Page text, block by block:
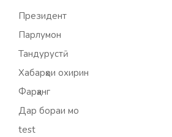
Президент
Парлумон
Тандурустӣ
Хабарҳои охирин
Фарҳанг
Дар бораи мо
test